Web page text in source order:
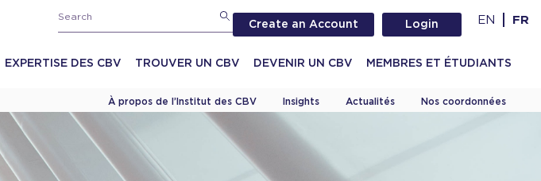
Create an Account Login EN FR
EXPERTISE DES CBV TROUVER UN CBV DEVENIR UN CBV MEMBRES ET ÉTUDIANTS
À propos de l’Institut des CBV Insights Actualités Nos coordonnées